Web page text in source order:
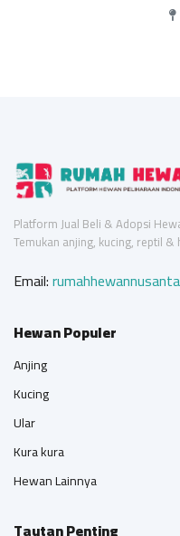
Platform Jual Beli & Adopsi
Temukan anjing, kucing, reptil
Email:
Hewan Populer
Anjing
Kucing
Ular
Kura kura
Hewan Lainnya
Tautan Penting